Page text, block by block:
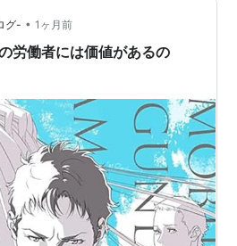
誌で…
グ- • 1ヶ月前
労働者には価値があるの